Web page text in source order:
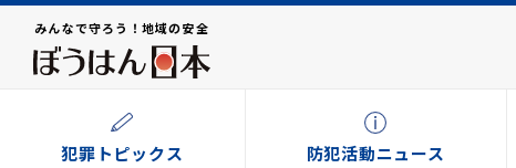
みんなで守ろう！地域の安全
犯罪トピックス 防犯活動ニュース